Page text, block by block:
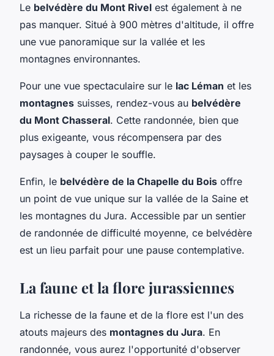
Le belvédère du Mont Rivel est également à ne
pas manquer. Situé à 900 mètres d'altitude, il offre
une vue panoramique sur la vallée et les
montagnes environnantes.
Pour une vue spectaculaire sur le lac Léman et les
montagnes suisses, rendez-vous au belvédère
du Mont Chasseral. Cette randonnée, bien que
plus exigeante, vous récompensera par des
paysages à couper le souffle.
Enfin, le belvédère de la Chapelle du Bois offre
un point de vue unique sur la vallée de la Saine et
les montagnes du Jura. Accessible par un sentier
de randonnée de difficulté moyenne, ce belvédère
est un lieu parfait pour une pause contemplative.
La faune et la flore jurassiennes
La richesse de la faune et de la flore est l'un des
atouts majeurs des montagnes du Jura. En
randonnée, vous aurez l'opportunité d'observer